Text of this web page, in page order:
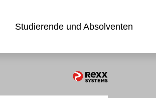
Studierende und Absolventen